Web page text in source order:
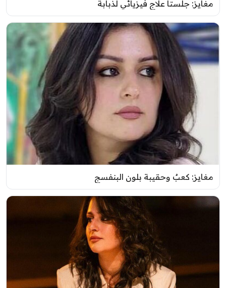
مغايز: جلستا علاج فيزيائي لذبابة
مغايز: كعبٌ وحقيبة بلون البنفسج